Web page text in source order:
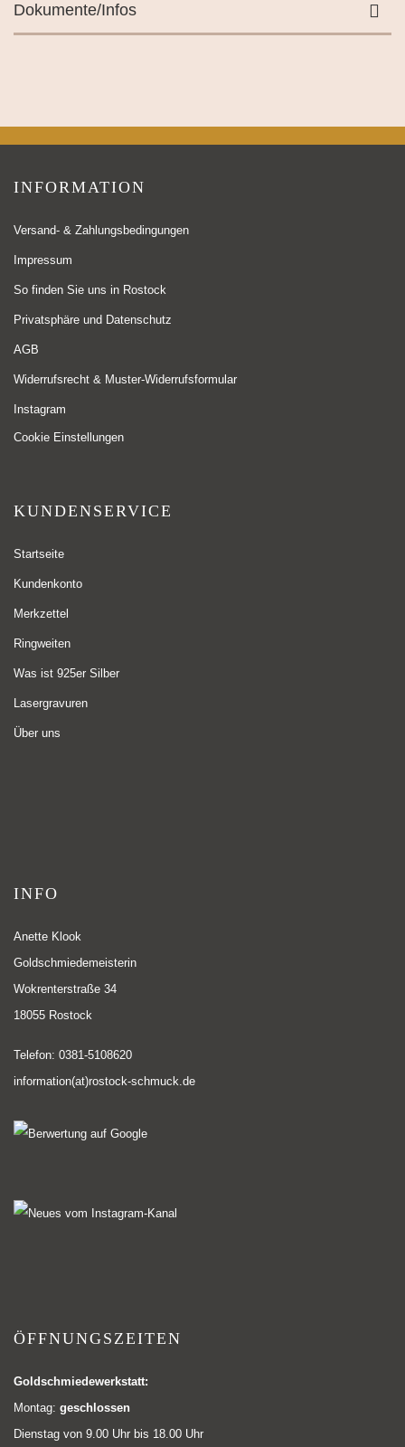
Dokumente/Infos
INFORMATION
Versand- & Zahlungsbedingungen
Impressum
So finden Sie uns in Rostock
Privatsphäre und Datenschutz
AGB
Widerrufsrecht & Muster-Widerrufsformular
Instagram
Cookie Einstellungen
KUNDENSERVICE
Startseite
Kundenkonto
Merkzettel
Ringweiten
Was ist 925er Silber
Lasergravuren
Über uns
INFO
Anette Klook
Goldschmiedemeisterin
Wokrenterstraße 34
18055 Rostock
Telefon: 0381-5108620
information(at)rostock-schmuck.de
ÖFFNUNGSZEITEN
Goldschmiedewerkstatt:
Montag: geschlossen
Dienstag von 9.00 Uhr bis 18.00 Uhr